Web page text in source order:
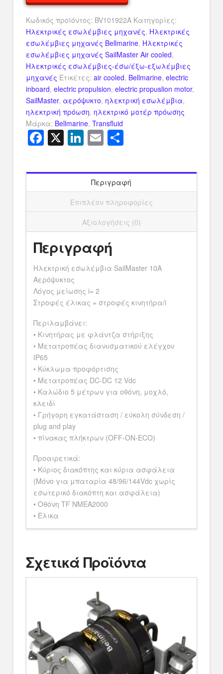
ποσότητα
Κωδικός προϊόντος: BV101922A Κατηγορίες:
Ηλεκτρικές εσωλέμβιες μηχανές, Ηλεκτρικές
εσωλέμβιες μηχανές Bellmarine, Ηλεκτρικές
εσωλέμβιες μηχανές SailMaster Air cooled,
Ηλεκτρικές εσωλέμβιες-έσω/έξω-εξωλέμβιες
μηχανές Ετικέτες: air cooled, Bellmarine, electric
inboard, electric propulsion, electric propuslion motor,
SailMaster, αερόψυκτο, ηλεκτρική εσωλέμβια,
ηλεκτρική πρόωση, ηλεκτρικό μοτέρ πρόωσης
Μάρκα: Bellmarine, Transfluid
Facebook
X LinkedIn
Email
Περιγραφή
Επιπλέον πληροφορίες
Αξιολογήσεις (0)
Περιγραφή
Ηλεκτρική εσωλέμβια SailMaster 10A
Αερόψυκτος
Λόγος μείωσης i= 2
Στροφές έλικας = στροφές κινητήρα/i
Περιλαμβάνει:
• Κινητήρας με φλάντζα στήριξης
• Μετατροπέας διανυσματικού ελέγχου
IP65
• Κύκλωμα προφόρτισης
• Μετατροπέας DC-DC 12 Vdc
• Καλώδιο 5 μέτρων για οθόνη, μοχλό,
κλειδί
• Γρήγορη εγκατάσταση / εύκολη σύνδεση /
plug and play
• πίνακας πλήκτρων (OFF-ON-ECO)
Προαιρετικά:
• Κύριος διακόπτης και κύρια ασφάλεια
(Μόνο για μπαταρία 48/96/144Vdc χωρίς
εσωτερικό διακόπτη και ασφάλεια)
• Οθόνη TF NMEA2000
• Έλικα
Σχετικά Προϊόντα